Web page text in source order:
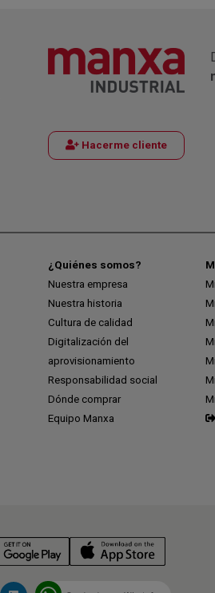
Hacerme cliente
¿Quiénes somos?
Nuestra empresa
Nuestra historia
Cultura de calidad
Digitalización del
aprovisionamiento
Responsabilidad social
Dónde comprar
Equipo Manxa